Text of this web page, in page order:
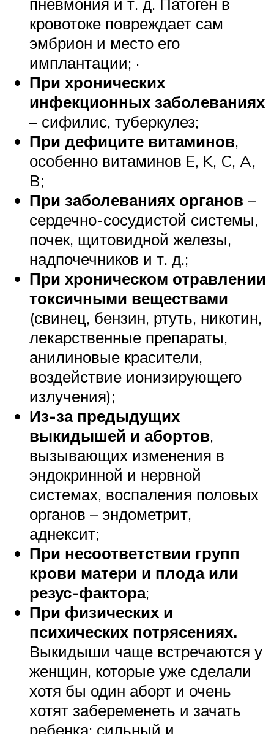
кровотоке повреждает сам
эмбрион и место его
имплантации; ·
При хронических
инфекционных заболеваниях
– сифилис, туберкулез;
При дефиците витаминов,
особенно витаминов E, K, C, A,
B;
При заболеваниях органов –
сердечно-сосудистой системы,
почек, щитовидной железы,
надпочечников и т. д.;
При хроническом отравлении
токсичными веществами
(свинец, бензин, ртуть, никотин,
лекарственные препараты,
анилиновые красители,
воздействие ионизирующего
излучения);
Из-за предыдущих
выкидышей и абортов,
вызывающих изменения в
эндокринной и нервной
системах, воспаления половых
органов – эндометрит,
аднексит;
При несоответствии групп
крови матери и плода или
резус-фактора;
При физических и
психических потрясениях.
Выкидыши чаще встречаются у
женщин, которые уже сделали
хотя бы один аборт и очень
хотят забеременеть и зачать
ребенка: сильный и